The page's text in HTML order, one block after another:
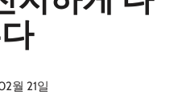
월 21일